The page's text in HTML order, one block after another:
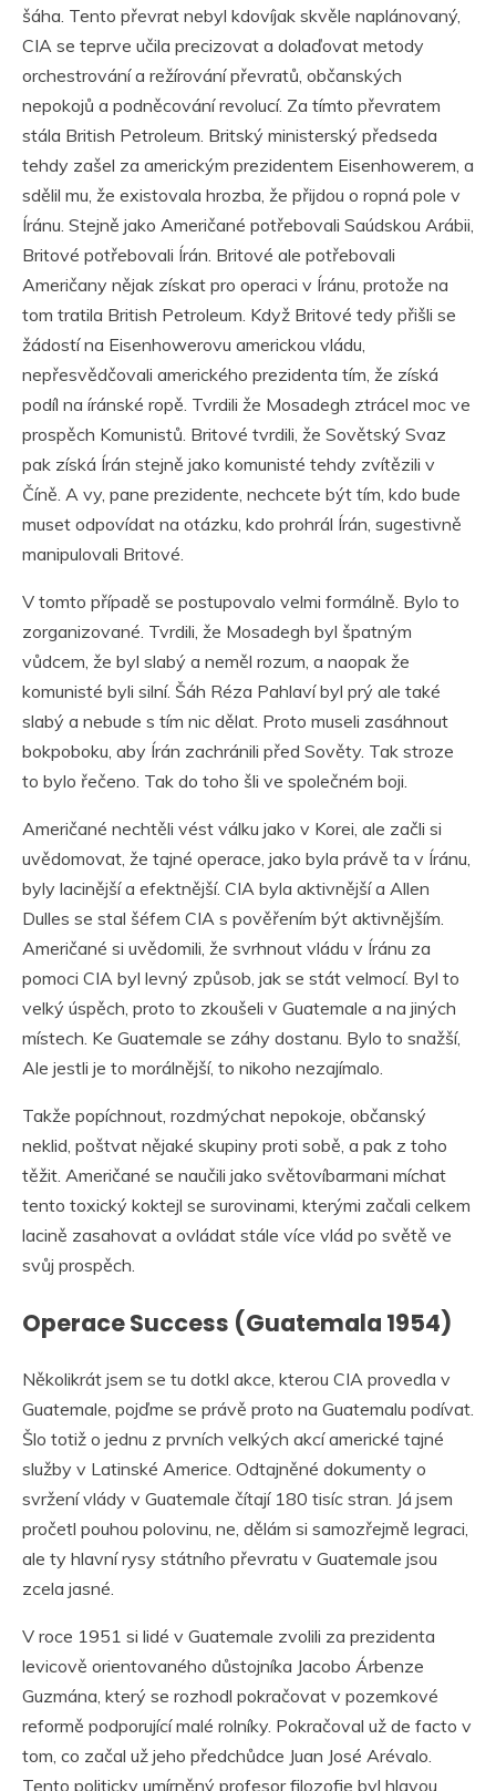
šáha. Tento převrat nebyl kdovíjak skvěle naplánovaný,
CIA se teprve učila precizovat a dolaďovat metody
orchestrování a režírování převratů, občanských
nepokojů a podněcování revolucí. Za tímto převratem
stála British Petroleum. Britský ministerský předseda
tehdy zašel za americkým prezidentem Eisenhowerem, a
sdělil mu, že existovala hrozba, že přijdou o ropná pole v
Íránu. Stejně jako Američané potřebovali Saúdskou Arábii,
Britové potřebovali Írán. Britové ale potřebovali
Američany nějak získat pro operaci v Íránu, protože na
tom tratila British Petroleum. Když Britové tedy přišli se
žádostí na Eisenhowerovu americkou vládu,
nepřesvědčovali amerického prezidenta tím, že získá
podíl na íránské ropě. Tvrdili že Mosadegh ztrácel moc ve
prospěch Komunistů. Britové tvrdili, že Sovětský Svaz
pak získá Írán stejně jako komunisté tehdy zvítězili v
Číně. A vy, pane prezidente, nechcete být tím, kdo bude
muset odpovídat na otázku, kdo prohrál Írán, sugestivně
manipulovali Britové.
V tomto případě se postupovalo velmi formálně. Bylo to
zorganizované. Tvrdili, že Mosadegh byl špatným
vůdcem, že byl slabý a neměl rozum, a naopak že
komunisté byli silní. Šáh Réza Pahlaví byl prý ale také
slabý a nebude s tím nic dělat. Proto museli zasáhnout
bokpoboku, aby Írán zachránili před Sověty. Tak stroze
to bylo řečeno. Tak do toho šli ve společném boji.
Američané nechtěli vést válku jako v Korei, ale začli si
uvědomovat, že tajné operace, jako byla právě ta v Íránu,
byly lacinější a efektnější. CIA byla aktivnější a Allen
Dulles se stal šéfem CIA s pověřením být aktivnějším.
Američané si uvědomili, že svrhnout vládu v Íránu za
pomoci CIA byl levný způsob, jak se stát velmocí. Byl to
velký úspěch, proto to zkoušeli v Guatemale a na jiných
místech. Ke Guatemale se záhy dostanu. Bylo to snažší,
Ale jestli je to morálnější, to nikoho nezajímalo.
Takže popíchnout, rozdmýchat nepokoje, občanský
neklid, poštvat nějaké skupiny proti sobě, a pak z toho
těžit. Američané se naučili jako světovíbarmani míchat
tento toxický koktejl se surovinami, kterými začali celkem
lacině zasahovat a ovládat stále více vlád po světě ve
svůj prospěch.
Operace Success (Guatemala 1954)
Několikrát jsem se tu dotkl akce, kterou CIA provedla v
Guatemale, pojďme se právě proto na Guatemalu podívat.
Šlo totiž o jednu z prvních velkých akcí americké tajné
služby v Latinské Americe. Odtajněné dokumenty o
svržení vlády v Guatemale čítají 180 tisíc stran. Já jsem
pročetl pouhou polovinu, ne, dělám si samozřejmě legraci,
ale ty hlavní rysy státního převratu v Guatemale jsou
zcela jasné.
V roce 1951 si lidé v Guatemale zvolili za prezidenta
levicově orientovaného důstojníka Jacobo Árbenze
Guzmána, který se rozhodl pokračovat v pozemkové
reformě podporující malé rolníky. Pokračoval už de facto v
tom, co začal už jeho předchůdce Juan José Arévalo.
Tento politicky umírněný profesor filozofie byl hlavou